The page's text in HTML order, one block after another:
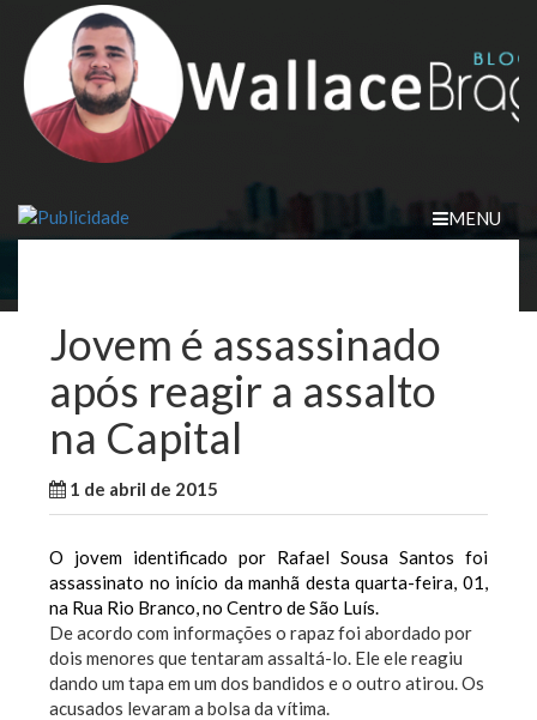
content
MENU
Jovem é assassinado
após reagir a assalto
na Capital
1 de abril de 2015
O jovem identificado por Rafael Sousa Santos foi
assassinato no início da manhã desta quarta-feira, 01,
na Rua Rio Branco, no Centro de São Luís.
De acordo com informações o rapaz foi abordado por
dois menores que tentaram assaltá-lo. Ele ele reagiu
dando um tapa em um dos bandidos e o outro atirou. Os
acusados levaram a bolsa da vítima.